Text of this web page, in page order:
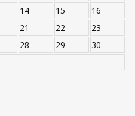
14 15
16
21 22
23
28 29
30